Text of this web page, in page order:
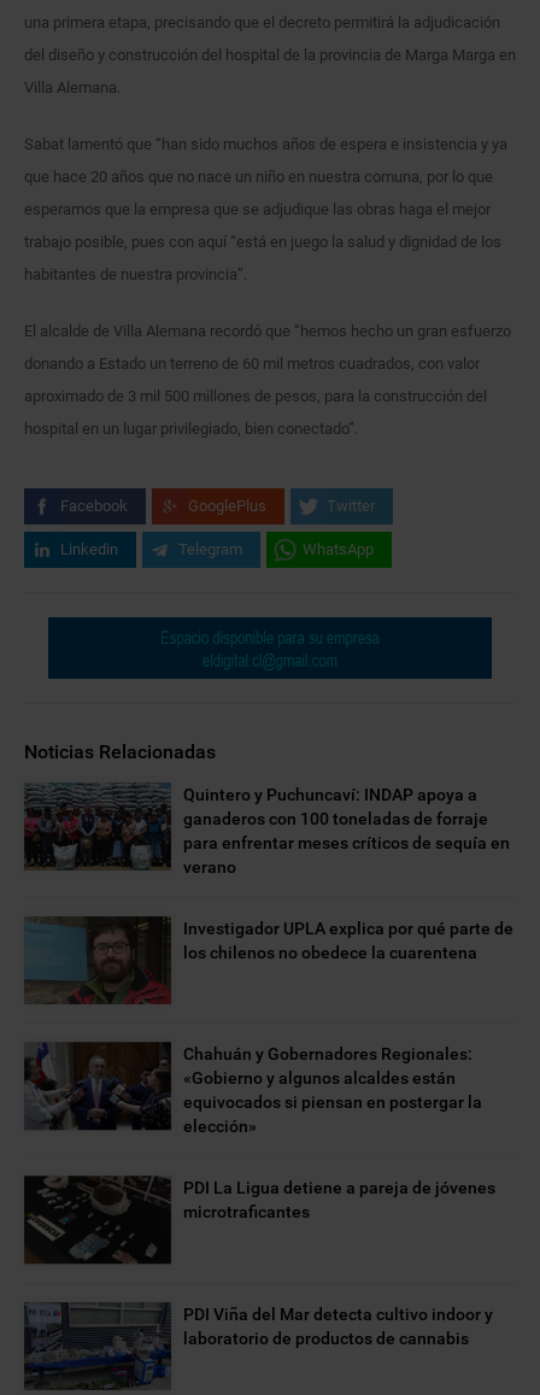
una primera etapa, precisando que el decreto permitirá la adjudicación
del diseño y construcción del hospital de la provincia de Marga Marga en
Villa Alemana.
Sabat lamentó que “han sido muchos años de espera e insistencia y ya
que hace 20 años que no nace un niño en nuestra comuna, por lo que
esperamos que la empresa que se adjudique las obras haga el mejor
trabajo posible, pues con aquí “está en juego la salud y dignidad de los
habitantes de nuestra provincia”.
El alcalde de Villa Alemana recordó que “hemos hecho un gran esfuerzo
donando a Estado un terreno de 60 mil metros cuadrados, con valor
aproximado de 3 mil 500 millones de pesos, para la construcción del
hospital en un lugar privilegiado, bien conectado”.
Facebook GooglePlus Twitter
Linkedin Telegram WhatsApp
Noticias Relacionadas
Quintero y Puchuncaví: INDAP apoya a
ganaderos con 100 toneladas de forraje
para enfrentar meses críticos de sequía en
verano
Investigador UPLA explica por qué parte de
los chilenos no obedece la cuarentena
Chahuán y Gobernadores Regionales:
«Gobierno y algunos alcaldes están
equivocados si piensan en postergar la
elección»
PDI La Ligua detiene a pareja de jóvenes
microtraficantes
PDI Viña del Mar detecta cultivo indoor y
laboratorio de productos de cannabis